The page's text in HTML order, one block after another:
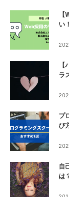
い
ラ
プ
び
自
は